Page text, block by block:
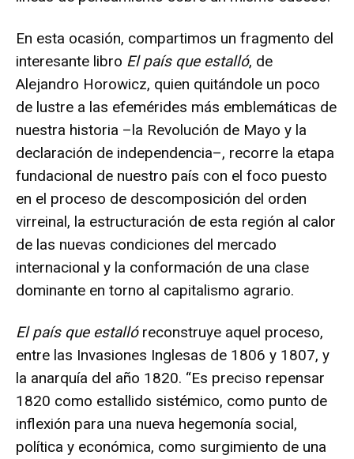
En esta ocasión, compartimos un fragmento del
interesante libro El país que estalló, de
Alejandro Horowicz, quien quitándole un poco
de lustre a las efemérides más emblemáticas de
nuestra historia –la Revolución de Mayo y la
declaración de independencia–, recorre la etapa
fundacional de nuestro país con el foco puesto
en el proceso de descomposición del orden
virreinal, la estructuración de esta región al calor
de las nuevas condiciones del mercado
internacional y la conformación de una clase
dominante en torno al capitalismo agrario.
El país que estallóreconstruye aquel proceso,
entre las Invasiones Inglesas de 1806 y 1807, y
la anarquía del año 1820. “Es preciso repensar
1820 como estallido sistémico, como punto de
inflexión para una nueva hegemonía social,
política y económica, como surgimiento de una